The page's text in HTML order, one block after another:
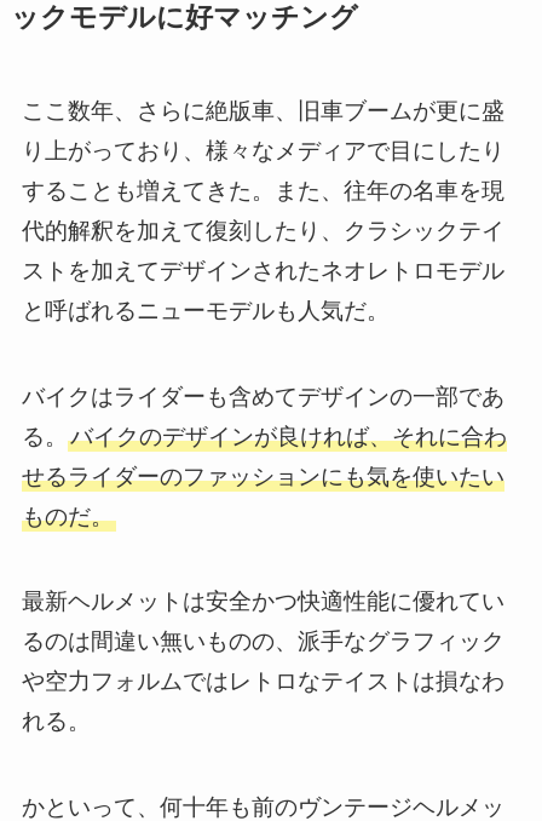
ックモデルに好マッチング
ここ数年、さらに絶版車、旧車ブームが更に盛
り上がっており、様々なメディアで目にしたり
することも増えてきた。また、往年の名車を現
代的解釈を加えて復刻したり、クラシックテイ
ストを加えてデザインされたネオレトロモデル
と呼ばれるニューモデルも人気だ。
バイクはライダーも含めてデザインの一部であ
る。 バイクのデザインが良ければ、それに合わ
せるライダーのファッションにも気を使いたい
ものだ。
最新ヘルメットは安全かつ快適性能に優れてい
るのは間違い無いものの、派手なグラフィック
や空力フォルムではレトロなテイストは損なわ
れる。
かといって、何十年も前のヴンテージヘルメッ